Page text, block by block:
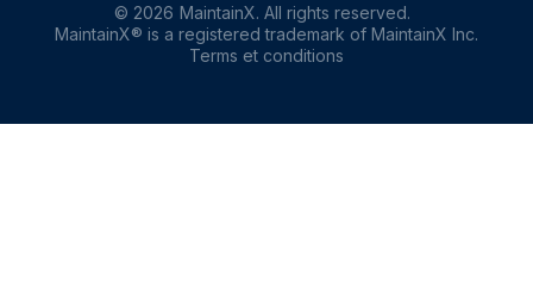
© 2026 MaintainX. All rights reserved.
MaintainX® is a registered trademark of MaintainX Inc.
Terms et conditions